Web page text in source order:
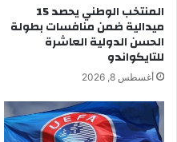
المنتخب الوطني يحصد 15
ميدالية ضمن منافسات بطولة
الحسن الدولية العاشرة
للتايكواندو
أغسطس 8, 2026